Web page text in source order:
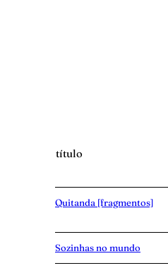
título
Quitanda [fragmentos]
Sozinhas no mundo